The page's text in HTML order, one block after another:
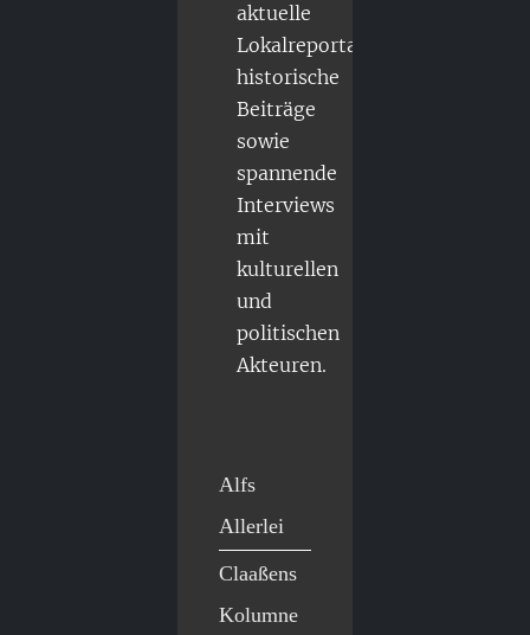
aktuelle
Lokalreportagen,
historische
Beiträge
sowie
spannende
Interviews
mit
kulturellen
und
politischen
Akteuren.
Alfs
Allerlei
Claaßens
Kolumne